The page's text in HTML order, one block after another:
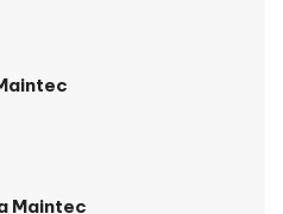
Maintec